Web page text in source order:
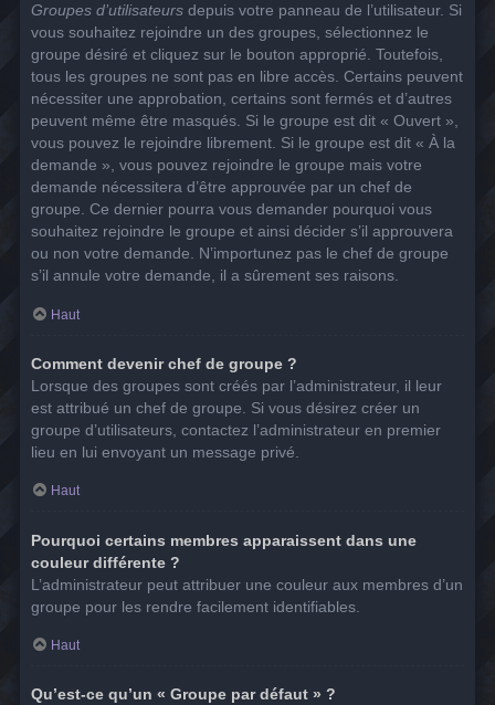
Groupes d’utilisateurs depuis votre panneau de l’utilisateur. Si
vous souhaitez rejoindre un des groupes, sélectionnez le
groupe désiré et cliquez sur le bouton approprié. Toutefois,
tous les groupes ne sont pas en libre accès. Certains peuvent
nécessiter une approbation, certains sont fermés et d’autres
peuvent même être masqués. Si le groupe est dit « Ouvert »,
vous pouvez le rejoindre librement. Si le groupe est dit « À la
demande », vous pouvez rejoindre le groupe mais votre
demande nécessitera d’être approuvée par un chef de
groupe. Ce dernier pourra vous demander pourquoi vous
souhaitez rejoindre le groupe et ainsi décider s’il approuvera
ou non votre demande. N’importunez pas le chef de groupe
s’il annule votre demande, il a sûrement ses raisons.
Haut
Comment devenir chef de groupe ?
Lorsque des groupes sont créés par l’administrateur, il leur
est attribué un chef de groupe. Si vous désirez créer un
groupe d’utilisateurs, contactez l’administrateur en premier
lieu en lui envoyant un message privé.
Haut
Pourquoi certains membres apparaissent dans une
couleur différente ?
L’administrateur peut attribuer une couleur aux membres d’un
groupe pour les rendre facilement identifiables.
Haut
Qu’est-ce qu’un « Groupe par défaut » ?